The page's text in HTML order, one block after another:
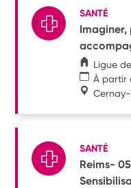
SANTÉ
Ligue
À partir
SANTÉ
Reims-